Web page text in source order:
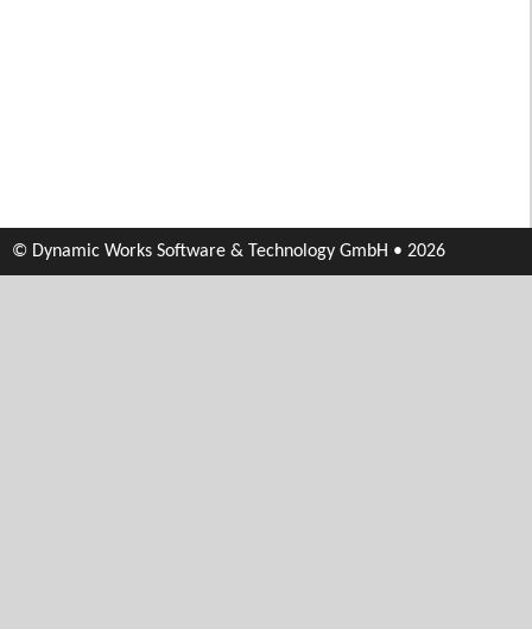
© Dynamic Works Software & Technology GmbH • 2026